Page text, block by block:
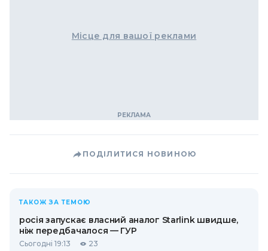
Місце для вашої реклами
ПОДІЛИТИСЯ НОВИНОЮ
ТАКОЖ ЗА ТЕМОЮ
росія запускає власний аналог Starlink швидше,
ніж передбачалося — ГУР
Сьогодні 19:13 23